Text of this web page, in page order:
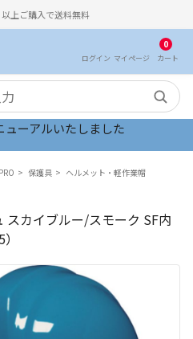
上ご購入で送料無料
ログイン マイ ページ
0
カート
ーアルいたしました
保護具
ヘルメット・軽作業帽
スカイブルー/スモーク SF内